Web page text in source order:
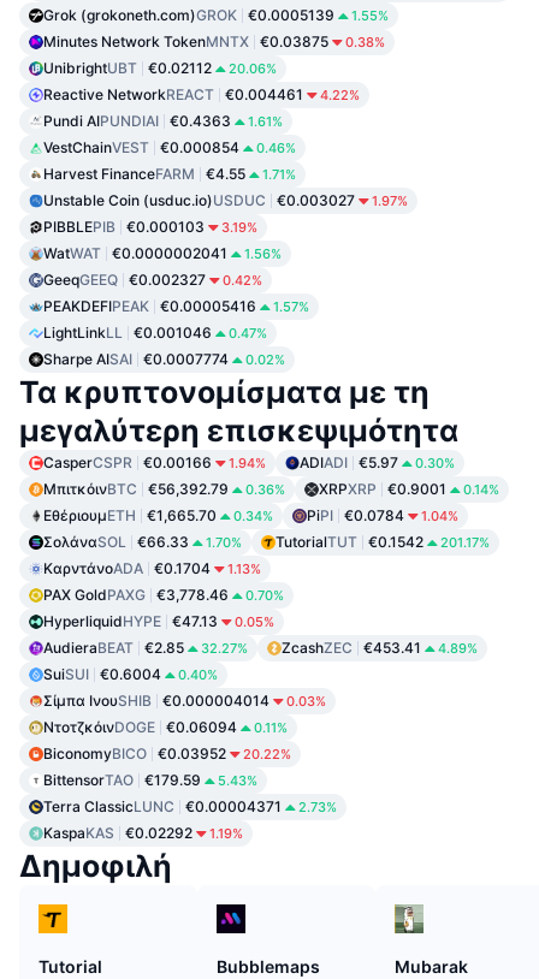
Grok (grokoneth.com)GROK €0.0005139 1.55%
Minutes Network TokenMNTX €0.03875 0.38%
UnibrightUBT €0.02112 20.06%
Reactive NetworkREACT €0.004461 4.22%
Pundi AIPUNDIAI €0.4363 1.61%
VestChainVEST €0.000854 0.46%
Harvest FinanceFARM €4.55 1.71%
Unstable Coin (usduc.io)USDUC €0.003027 1.97%
PIBBLEPIB €0.000103 3.19%
WatWAT €0.0000002041 1.56%
GeeqGEEQ €0.002327 0.42%
PEAKDEFIPEAK €0.00005416 1.57%
LightLinkLL €0.001046 0.47%
Sharpe AISAI €0.0007774 0.02%
Τα κρυπτονομίσματα με τη
μεγαλύτερη επισκεψιμότητα
CasperCSPR €0.00166 1.94% ADIADI €5.97 0.30%
ΜπιτκόινBTC €56,392.79 0.36% XRPXRP €0.9001 0.14%
ΕθέριουμETH €1,665.70 0.34% PiPI €0.0784 1.04%
ΣολάναSOL €66.33 1.70% TutorialTUT €0.1542 201.17%
ΚαρντάνοADA €0.1704 1.13%
PAX GoldPAXG €3,778.46 0.70%
HyperliquidHYPE €47.13 0.05%
AudieraBEAT €2.85 32.27% ZcashZEC €453.41 4.89%
SuiSUI €0.6004 0.40%
Σίμπα ΙνουSHIB €0.000004014 0.03%
ΝτοτζκόινDOGE €0.06094 0.11%
BiconomyBICO €0.03952 20.22%
BittensorTAO €179.59 5.43%
Terra ClassicLUNC €0.00004371 2.73%
KaspaKAS €0.02292 1.19%
Δημοφιλή
Tutorial
Bubblemaps
Mubarak